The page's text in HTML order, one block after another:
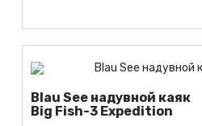
Blau See надувной каяк
Big Fish-3 Expedition